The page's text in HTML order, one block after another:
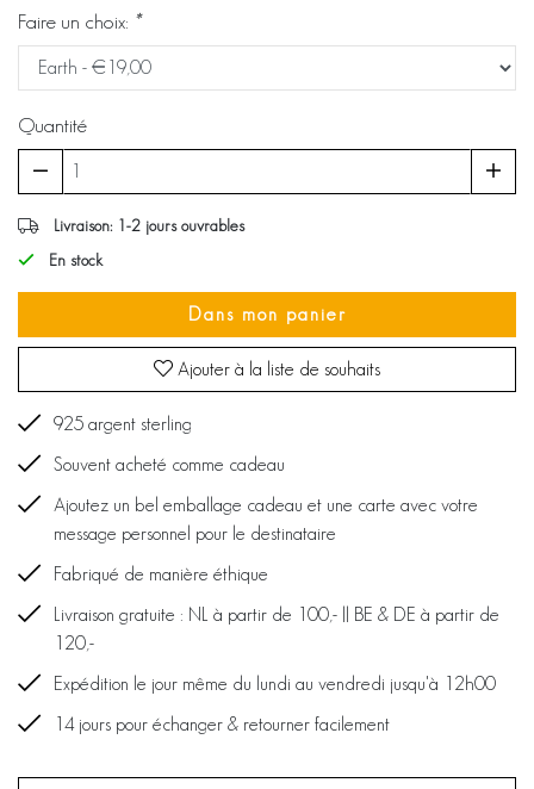
Faire un choix: *
Quantité
Livraison: 1-2 jours ouvrables
En stock
Dans mon panier
Ajouter à la liste de souhaits
925 argent sterling
Souvent acheté comme cadeau
Ajoutez un bel emballage cadeau et une carte avec votre
message personnel pour le destinataire
Fabriqué de manière éthique
Livraison gratuite : NL à partir de 100,- || BE & DE à partir de
120,-
Expédition le jour même du lundi au vendredi jusqu'à 12h00
14 jours pour échanger & retourner facilement